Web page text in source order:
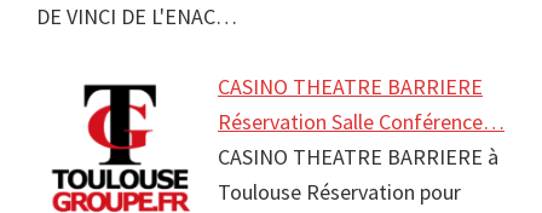
DE VINCI DE L'ENAC…
CASINO THEATRE BARRIERE
Réservation Salle Conférence…
CASINO THEATRE BARRIERE à
Toulouse Réservation pour